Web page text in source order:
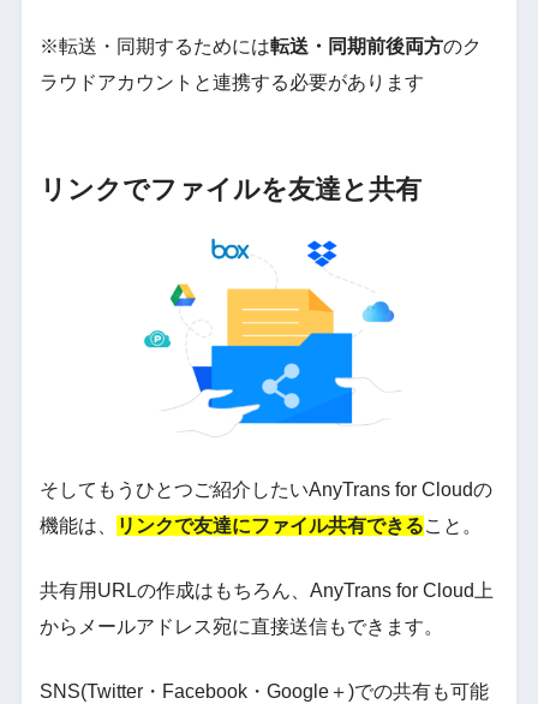
※転送・同期するためには転送・同期前後両方のク
ラウドアカウントと連携する必要があります
リンクでファイルを友達と共有
そしてもうひとつご紹介したいAnyTrans for Cloudの
機能は、
リンクで友達にファイル共有できること。
共有用URLの作成はもちろん、AnyTrans for Cloud上
からメールアドレス宛に直接送信もできます。
SNS(Twitter・Facebook・Google＋)での共有も可能